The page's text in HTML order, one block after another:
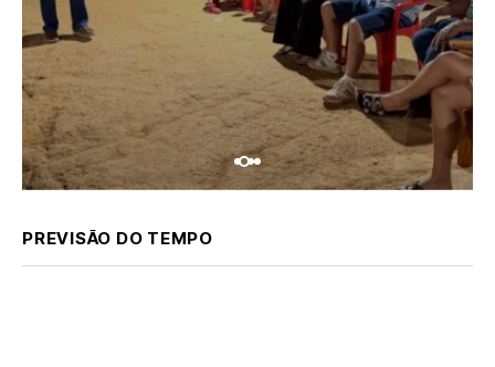
PREVISÃO DO TEMPO